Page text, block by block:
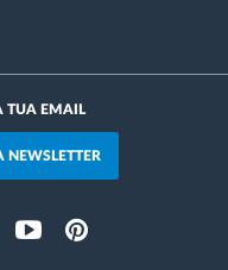
TUA EMAIL
NEWSLETTER
YoutubePinterest